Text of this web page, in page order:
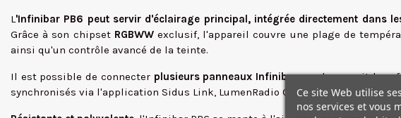
L'Infinibar PB6 peut servir d'éclairage principal, intégrée directement dans
Grâce à son chipset RGBWWexclusif, l'appareil couvre une plage de
ainsi qu'un contrôle avancé de la teinte.
Il est possible de connecter plusieurs panneaux Infinibar, quel que soit leur
synchronisés via l'application Sidus Link, LumenRadio CRMX ou par DMX
Ce site Web utilise
nos services et vous